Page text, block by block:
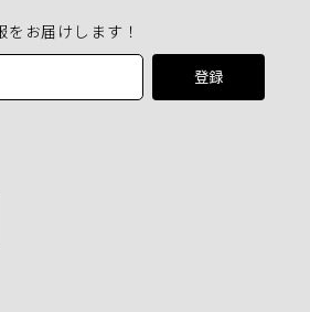
お届けします！
登録